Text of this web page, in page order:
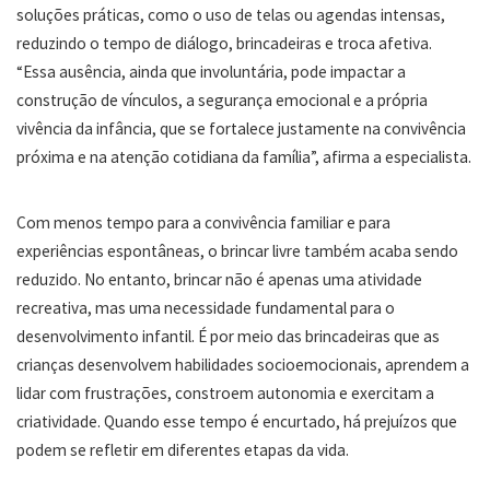
soluções práticas, como o uso de telas ou agendas intensas,
reduzindo o tempo de diálogo, brincadeiras e troca afetiva.
“Essa ausência, ainda que involuntária, pode impactar a
construção de vínculos, a segurança emocional e a própria
vivência da infância, que se fortalece justamente na convivência
próxima e na atenção cotidiana da família”, afirma a especialista.
Com menos tempo para a convivência familiar e para
experiências espontâneas, o brincar livre também acaba sendo
reduzido. No entanto, brincar não é apenas uma atividade
recreativa, mas uma necessidade fundamental para o
desenvolvimento infantil. É por meio das brincadeiras que as
crianças desenvolvem habilidades socioemocionais, aprendem a
lidar com frustrações, constroem autonomia e exercitam a
criatividade. Quando esse tempo é encurtado, há prejuízos que
podem se refletir em diferentes etapas da vida.